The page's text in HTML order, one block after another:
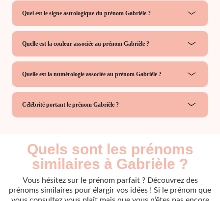
Quel est le signe astrologique du prénom Gabrièle ?
Quelle est la couleur associée au prénom Gabrièle ?
Quelle est la numérologie associée au prénom Gabrièle ?
Célébrité portant le prénom Gabrièle ?
Quels sont les prénoms
similaires à Gabrièle ?
Vous hésitez sur le prénom parfait ? Découvrez des
prénoms similaires pour élargir vos idées ! Si le prénom que